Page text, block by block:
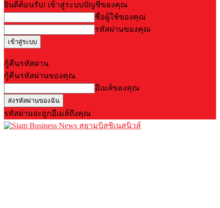
ยินดีต้อนรับ! เข้าสู่ระบบบัญชีของคุณ
ชื่อผู้ใช้ของคุณ
รหัสผ่านของคุณ
กู้คืนรหัสผ่าน
กู้คืนรหัสผ่านของคุณ
อีเมล์ของคุณ
รหัสผ่านจะถูกอีเมล์ถึงคุณ
สยามบิสซิเนสนิวส์